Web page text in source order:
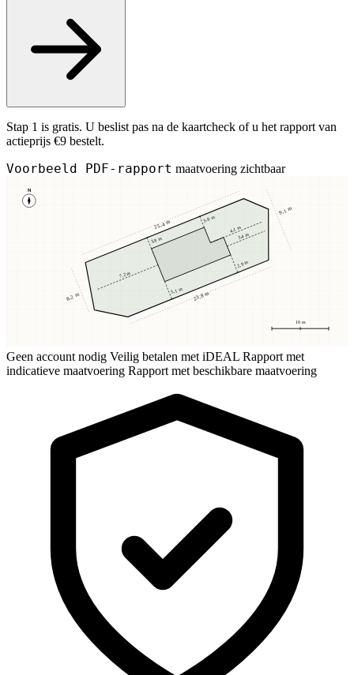
Stap 1 is gratis. U beslist pas na de kaartcheck of u het rapport van
actieprijs €9 bestelt.
Voorbeeld PDF-rapport maatvoering zichtbaar
N
10 m
3,8 m
3,8 m
5,1 m
2,9 m
7,2 m
3,4 m
4,1 m
25,4 m
23,8 m
8,2 m
9,1 m
Geen account nodig Veilig betalen met iDEAL Rapport met
indicatieve maatvoering Rapport met beschikbare maatvoering